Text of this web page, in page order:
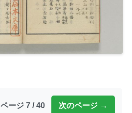
ページ 7 / 40 次のページ →